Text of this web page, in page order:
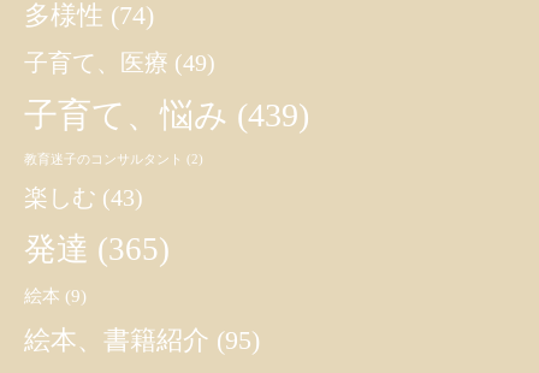
多様性 (74)
子育て、医療 (49)
子育て、悩み (439)
教育迷子のコンサルタント (2)
楽しむ (43)
発達 (365)
絵本 (9)
絵本、書籍紹介 (95)